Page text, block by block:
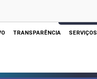
e Quartas às 10h
TRANSPARÊNCIA SERVIÇOS